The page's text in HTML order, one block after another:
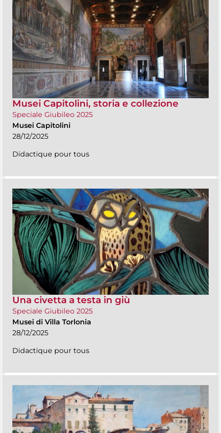
Musei Capitolini, storia e collezione
Speciale Giubileo 2025
Musei Capitolini
28/12/2025
Didactique pour tous
Una civetta a testa in giù
Speciale Giubileo 2025
Musei di Villa Torlonia
28/12/2025
Didactique pour tous